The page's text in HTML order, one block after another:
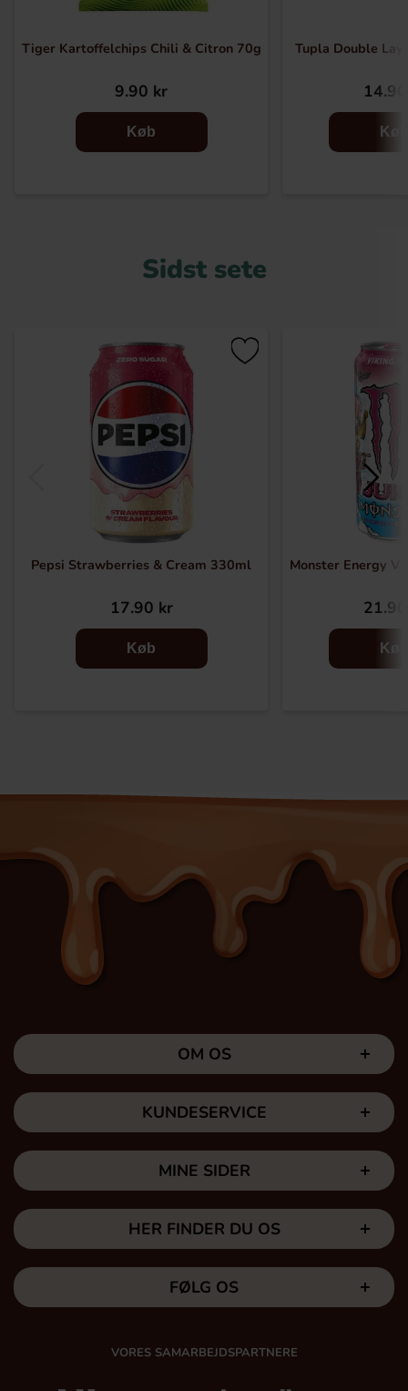
Tiger Kartoffelchips Chili & Citron 70g
9.90 kr
Køb
Tupla Double
Køb
Sidst sete
Pepsi Strawberries & Cream 330ml
17.90 kr
Køb
Monster Energy
Køb
OM OS
KUNDESERVICE
MINE SIDER
HER FINDER DU OS
FØLG OS
VORES SAMARBEJDSPARTNERE